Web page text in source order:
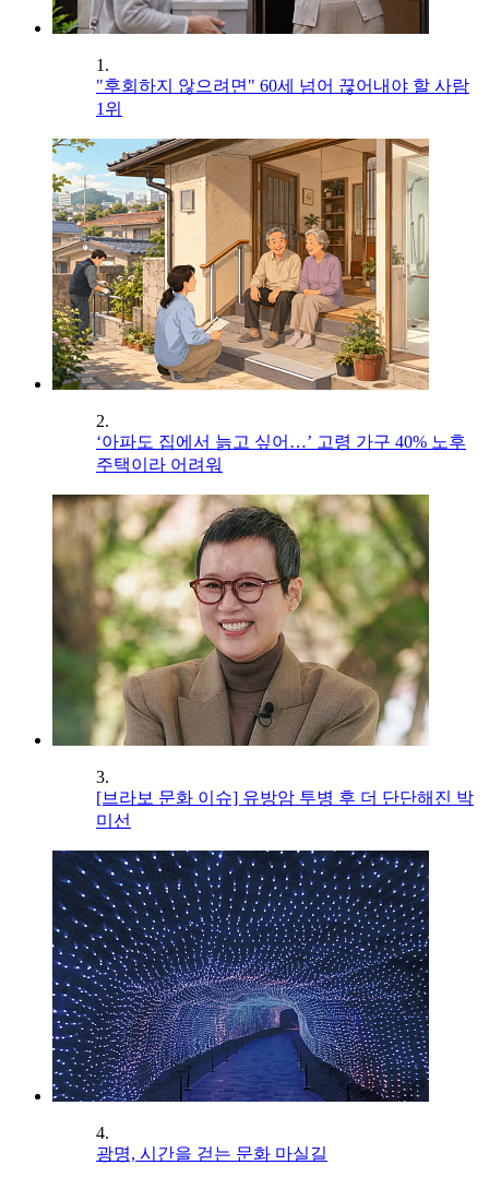
1.
"후회하지 않으려면" 60세 넘어 끊어내야 할 사람
1위
2.
‘아파도 집에서 늙고 싶어…’ 고령 가구 40% 노후
주택이라 어려워
3.
[브라보 문화 이슈] 유방암 투병 후 더 단단해진 박
미선
4.
광명, 시간을 걷는 문화 마실길